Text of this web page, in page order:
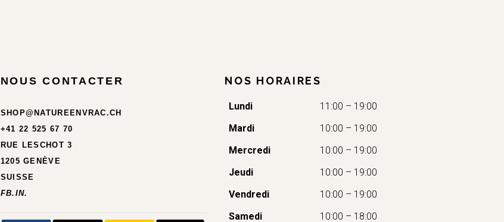
NOUS CONTACTER
SHOP@NATUREENVRAC.CH
+41 22 525 67 70
RUE LESCHOT 3
1205 GENÈVE
SUISSE
FB. IN.
NOS HORAIRES
Lundi
11:00 – 19:00
Mardi
10:00 – 19:00
Mercredi
10:00 – 19:00
Jeudi
10:00 – 19:00
Vendredi
10:00 – 19:00
Samedi
10:00 – 18:00